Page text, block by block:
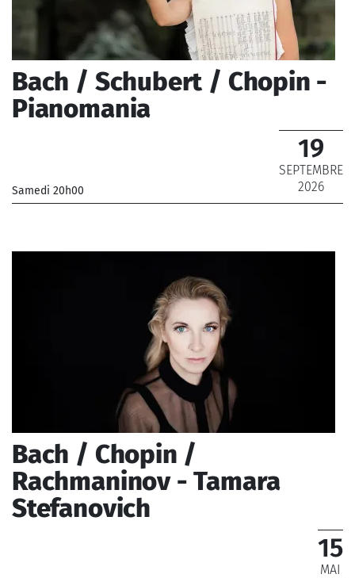
Bach / Schubert / Chopin -
Pianomania
Samedi 20h00
19
SEPTEMBRE
2026
Bach / Chopin /
Rachmaninov - Tamara
Stefanovich
15
MAI